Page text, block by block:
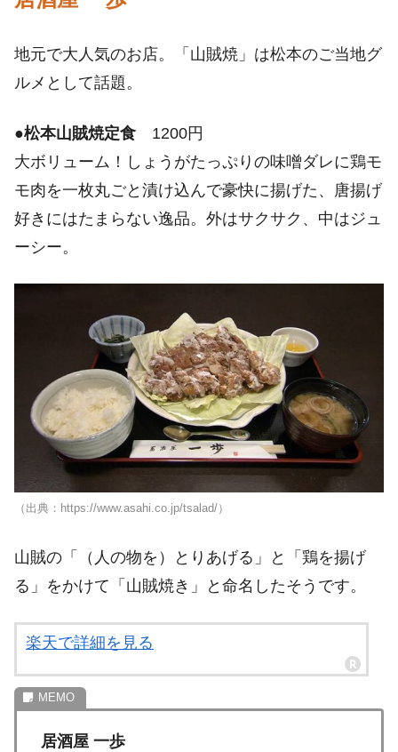
地元で大人気のお店。「山賊焼」は松本のご当地グ
ルメとして話題。
●松本山賊焼定食 1200円
大ボリューム！しょうがたっぷりの味噌ダレに鶏モ
モ肉を一枚丸ごと漬け込んで豪快に揚げた、唐揚げ
好きにはたまらない逸品。外はサクサク、中はジュ
ーシー。
（出典：https://www.asahi.co.jp/tsalad/）
山賊の「（人の物を）とりあげる」と「鶏を揚げ
る」をかけて「山賊焼き」と命名したそうです。
楽天で詳細を見る
居酒屋 一歩